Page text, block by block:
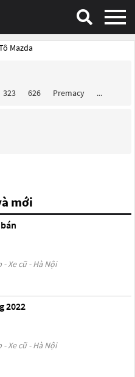
Mazda
323 626 Premacy ...
mới
Xe cũ - Hà Nội
2022
Xe cũ - Hà Nội